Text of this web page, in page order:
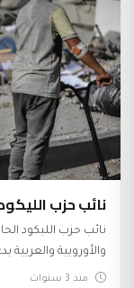
نائب حزب
نائب حزب الليكود
والأوروبية والعربية
منذ 3 سنوات